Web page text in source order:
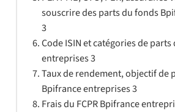
souscrire des parts du fonds
3
Code ISIN et catégories de
entreprises 3
Taux de rendement, objectif de
Bpifrance entreprises 3
Frais du FCPR Bpifrance